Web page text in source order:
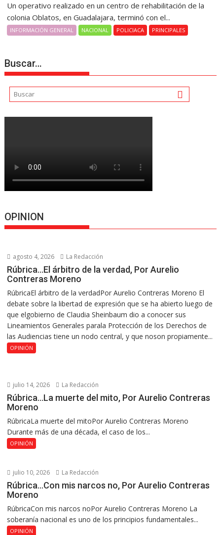
Un operativo realizado en un centro de rehabilitación de la
colonia Oblatos, en Guadalajara, terminó con el...
INFORMACIÓN GENERAL NACIONAL POLICIACA PRINCIPALES
Buscar…
OPINION
agosto 4, 2026 La Redacción
Rúbrica…El árbitro de la verdad, Por Aurelio
Contreras Moreno
RúbricaEl árbitro de la verdadPor Aurelio Contreras Moreno El
debate sobre la libertad de expresión que se ha abierto luego de
que elgobierno de Claudia Sheinbaum dio a conocer sus
Lineamientos Generales parala Protección de los Derechos de
las Audiencias tiene un nodo central, y que noson propiamente...
OPINIÓN
julio 14, 2026 La Redacción
Rúbrica…La muerte del mito, Por Aurelio Contreras
Moreno
RúbricaLa muerte del mitoPor Aurelio Contreras Moreno
Durante más de una década, el caso de los...
OPINIÓN
julio 10, 2026 La Redacción
Rúbrica…Con mis narcos no, Por Aurelio Contreras
Moreno
RúbricaCon mis narcos noPor Aurelio Contreras Moreno La
soberanía nacional es uno de los principios fundamentales...
OPINIÓN